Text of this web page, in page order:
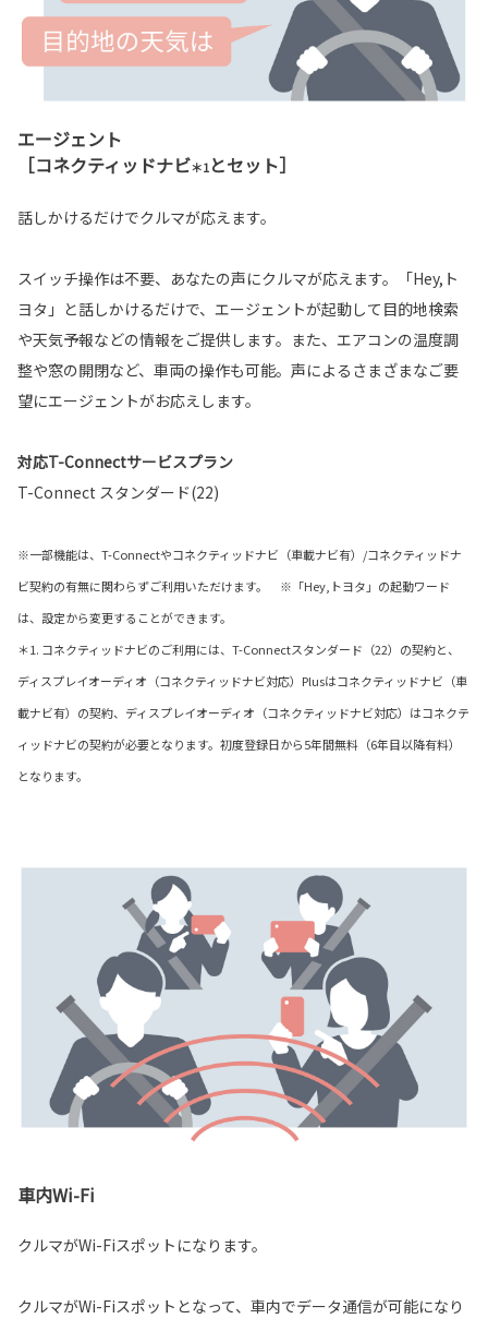
エージェント
［コネクティッドナビ＊1とセット］
話しかけるだけでクルマが応えます。
スイッチ操作は不要、あなたの声にクルマが応えます。「Hey,ト
ヨタ」と話しかけるだけで、エージェントが起動して目的地検索
や天気予報などの情報をご提供します。また、エアコンの温度調
整や窓の開閉など、車両の操作も可能。声によるさまざまなご要
望にエージェントがお応えします。
対応T-Connectサービスプラン
T-Connect スタンダード(22)
※一部機能は、T-Connectやコネクティッドナビ（車載ナビ有）/コネクティッドナ
ビ契約の有無に関わらずご利用いただけます。 ※「Hey,トヨタ」の起動ワード
は、設定から変更することができます。
＊1. コネクティッドナビのご利用には、T-Connectスタンダード（22）の契約と、
ディスプレイオーディオ（コネクティッドナビ対応）Plusはコネクティッドナビ（車
載ナビ有）の契約、ディスプレイオーディオ（コネクティッドナビ対応）はコネクテ
ィッドナビの契約が必要となります。初度登録日から5年間無料（6年目以降有料）
となります。
車内Wi-Fi
クルマがWi-Fi️スポットになります。
クルマがWi-Fiスポットとなって、車内でデータ通信が可能になり